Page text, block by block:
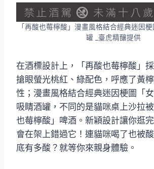
「再酸也莓檸酸」漫畫風格結合經典迷因
罐 _臺虎精釀提供
在酒標設計上，「再酸也莓檸酸」
搶眼螢光桃紅、綠配色，呼應了黃
性；漫畫風格結合經典迷因梗圖「
吸睛酒罐，不同的是貓咪桌上沙拉
也莓檸酸」啤酒。新穎設計讓你逛
會在架上錯過它！連貓咪喝了也被
底有多酸？就等你來親身體驗。